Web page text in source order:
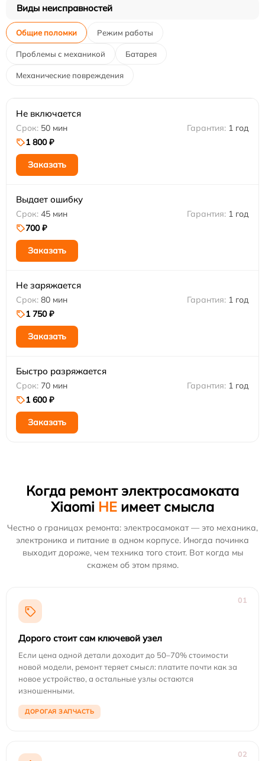
Виды неисправностей
Общие поломки Режим работы
Проблемы с механикой Батарея
Механические повреждения
Не включается
50 мин
1 год
1 800 ₽
Заказать
Выдает ошибку
45 мин
1 год
700 ₽
Заказать
Не заряжается
80 мин
1 год
1 750 ₽
Заказать
Быстро разряжается
70 мин
1 год
1 600 ₽
Заказать
Когда ремонт электросамоката
Xiaomi НЕ имеет смысла
Честно о границах ремонта: электросамокат — это механика,
электроника и питание в одном корпусе. Иногда починка
выходит дороже, чем техника того стоит. Вот когда мы
скажем об этом прямо.
01
Дорого стоит сам ключевой узел
Если цена одной детали доходит до 50–70% стоимости
новой модели, ремонт теряет смысл: платите почти как за
новое устройство, а остальные узлы остаются
изношенными.
ДОРОГАЯ ЗАПЧАСТЬ
02